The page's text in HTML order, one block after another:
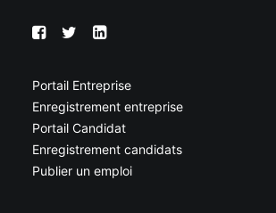
Portail Entreprise
Enregistrement entreprise
Portail Candidat
Enregistrement candidats
Publier un emploi